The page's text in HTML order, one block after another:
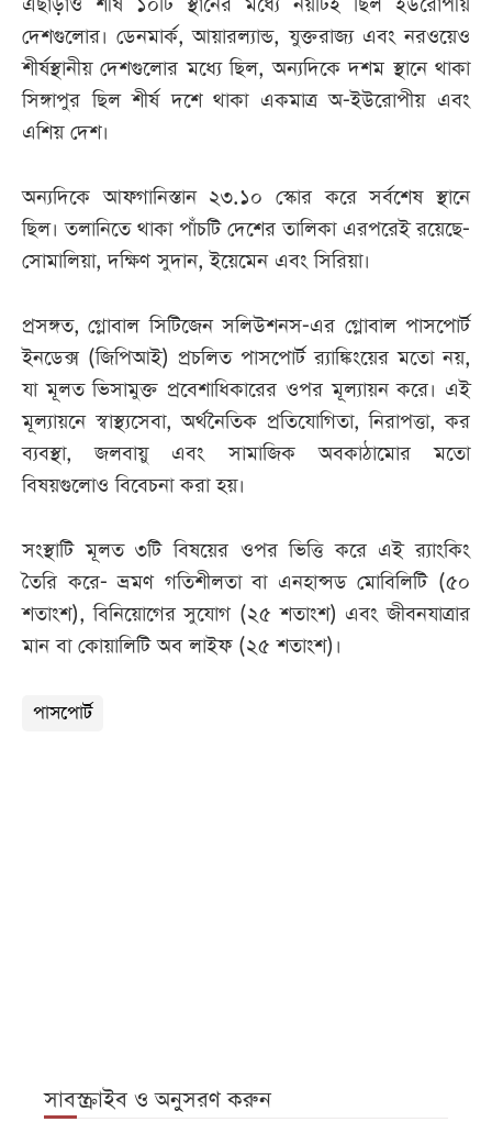
দেশগুলোর। ডেনমার্ক, আয়ারল্যান্ড, যুক্তরাজ্য এবং নরওয়েও
শীর্ষস্থানীয় দেশগুলোর মধ্যে ছিল, অন্যদিকে দশম স্থানে থাকা
সিঙ্গাপুর ছিল শীর্ষ দশে থাকা একমাত্র অ-ইউরোপীয় এবং
এশিয় দেশ।
অন্যদিকে আফগানিস্তান ২৩.১০ স্কোর করে সর্বশেষ স্থানে
ছিল। তলানিতে থাকা পাঁচটি দেশের তালিকা এরপরেই রয়েছে-
সোমালিয়া, দক্ষিণ সুদান, ইয়েমেন এবং সিরিয়া।
প্রসঙ্গত, গ্লোবাল সিটিজেন সলিউশনস-এর গ্লোবাল পাসপোর্ট
ইনডেক্স (জিপিআই) প্রচলিত পাসপোর্ট র‍্যাঙ্কিংয়ের মতো নয়,
যা মূলত ভিসামুক্ত প্রবেশাধিকারের ওপর মূল্যায়ন করে। এই
মূল্যায়নে স্বাস্থ্যসেবা, অর্থনৈতিক প্রতিযোগিতা, নিরাপত্তা, কর
ব্যবস্থা, জলবায়ু এবং সামাজিক অবকাঠামোর মতো
বিষয়গুলোও বিবেচনা করা হয়।
সংস্থাটি মূলত ৩টি বিষয়ের ওপর ভিত্তি করে এই র‍্যাংকিং
তৈরি করে- ভ্রমণ গতিশীলতা বা এনহান্সড মোবিলিটি (৫০
শতাংশ), বিনিয়োগের সুযোগ (২৫ শতাংশ) এবং জীবনযাত্রার
মান বা কোয়ালিটি অব লাইফ (২৫ শতাংশ)।
পাসপোর্ট
সাবস্ক্রাইব ও অনুসরণ করুন